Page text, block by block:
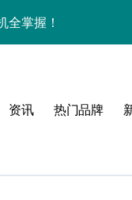
全掌握！
大揭秘！
新动态！
围观！
资讯 热门品牌